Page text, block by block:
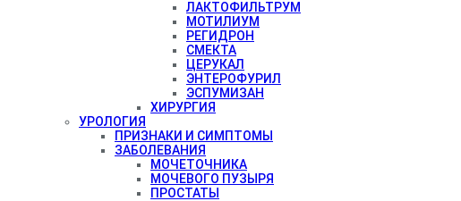
ЛАКТОФИЛЬТРУМ
МОТИЛИУМ
РЕГИДРОН
СМЕКТА
ЦЕРУКАЛ
ЭНТЕРОФУРИЛ
ЭСПУМИЗАН
ХИРУРГИЯ
УРОЛОГИЯ
ПРИЗНАКИ И СИМПТОМЫ
ЗАБОЛЕВАНИЯ
МОЧЕТОЧНИКА
МОЧЕВОГО ПУЗЫРЯ
ПРОСТАТЫ